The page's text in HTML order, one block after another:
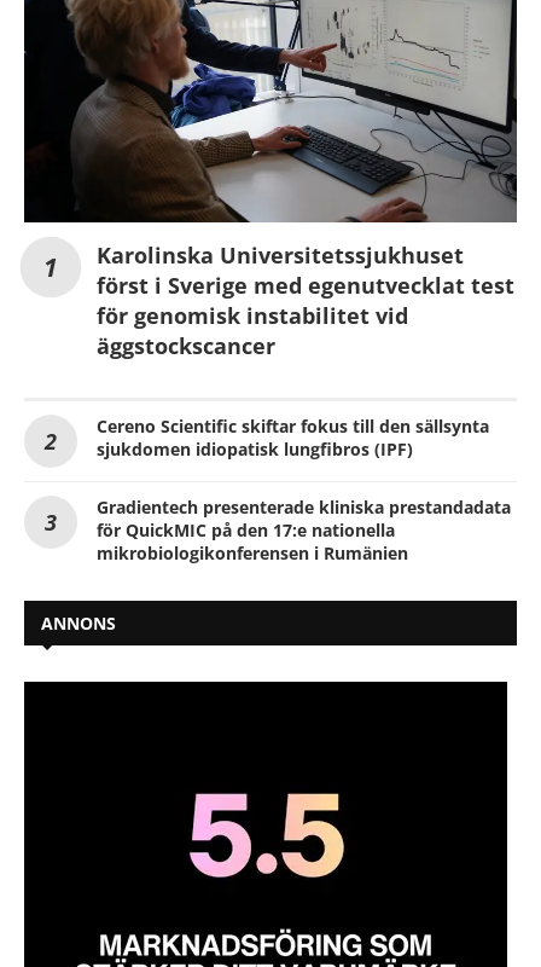
Karolinska Universitetssjukhuset
först i Sverige med egenutvecklat test
för genomisk instabilitet vid
äggstockscancer
Cereno Scientific skiftar fokus till den sällsynta
sjukdomen idiopatisk lungfibros (IPF)
Gradientech presenterade kliniska prestandadata
för QuickMIC på den 17:e nationella
mikrobiologikonferensen i Rumänien
ANNONS